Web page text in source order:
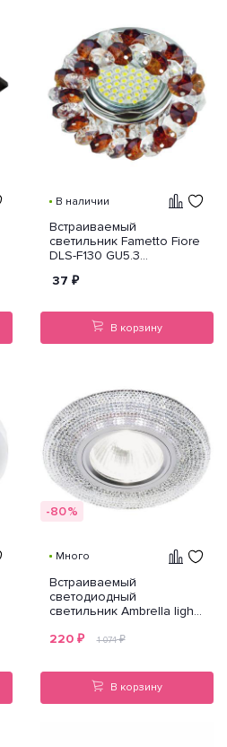
В наличии
Встраиваемый
светильник Fametto Fiore
DLS-F130 GU5.3
37 ₽
В корзину
-80%
Много
Встраиваемый
светодиодный
светильник Ambrella light
220₽ 1 074₽
В корзину